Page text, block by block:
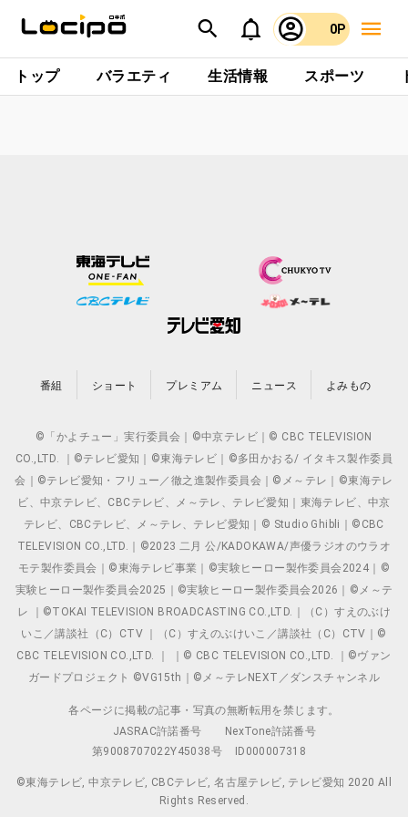
0P
トップ バラエティ 生活情報 スポーツ
番組 ショート プレミアム ニュース よみもの
©「かよチュー」実行委員会｜©中京テレビ｜© CBC TELEVISION
CO.,LTD. ｜©テレビ愛知｜©東海テレビ｜©多田かおる/ イタキス製作委員
会｜©テレビ愛知・フリュー／徹之進製作委員会｜©メ～テレ｜©東海テレ
ビ、中京テレビ、CBCテレビ、メ～テレ、テレビ愛知｜東海テレビ、中京
テレビ、CBCテレビ、メ～テレ、テレビ愛知｜© Studio Ghibli｜©CBC
TELEVISION CO.,LTD.｜©2023 二月 公/KADOKAWA/声優ラジオのウラオ
モテ製作委員会｜©東海テレビ事業｜©実験ヒーロー製作委員会2024｜©
実験ヒーロー製作委員会2025｜©実験ヒーロー製作委員会2026｜©メ～テ
レ ｜©TOKAI TELEVISION BROADCASTING CO.,LTD.｜（C）すえのぶけ
いこ／講談社（C）CTV ｜（C）すえのぶけいこ／講談社（C）CTV｜©
CBC TELEVISION CO.,LTD. ｜ ｜© CBC TELEVISION CO.,LTD. ｜©ヴァン
ガードプロジェクト ©VG15th｜©メ～テレNEXT／ダンスチャンネル
各ページに掲載の記事・写真の無断転用を禁じます。
JASRAC許諾番号
NexTone許諾番号
第9008707022Y45038号
ID000007318
©東海テレビ, 中京テレビ, CBCテレビ, 名古屋テレビ, テレビ愛知 2020 All
Rights Reserved.